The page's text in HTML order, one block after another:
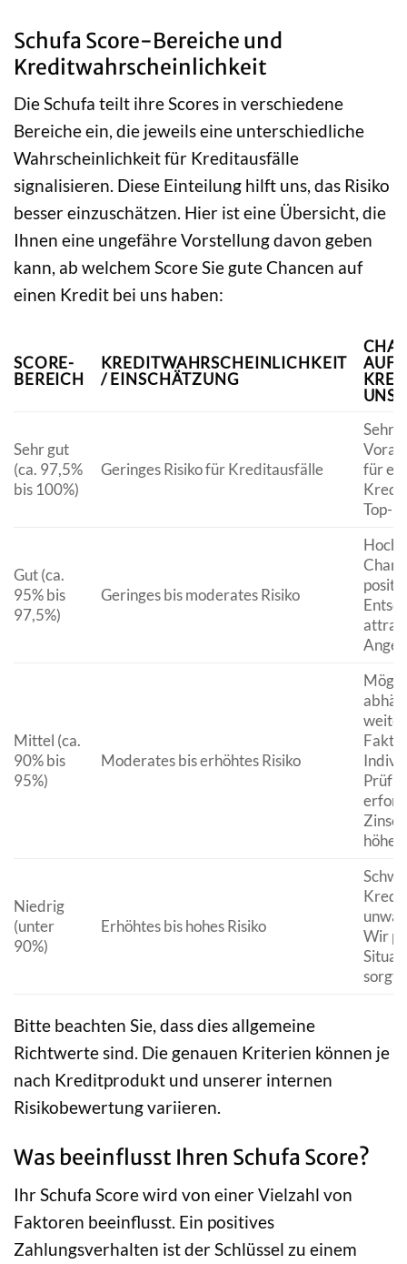
Schufa Score-Bereiche und
Kreditwahrscheinlichkeit
Die Schufa teilt ihre Scores in verschiedene
Bereiche ein, die jeweils eine unterschiedliche
Wahrscheinlichkeit für Kreditausfälle
signalisieren. Diese Einteilung hilft uns, das Risiko
besser einzuschätzen. Hier ist eine Übersicht, die
Ihnen eine ungefähre Vorstellung davon geben
kann, ab welchem Score Sie gute Chancen auf
einen Kredit bei uns haben:
SCORE-
BEREICH
KREDITWAHRSCHEINLICHKEIT
/ EINSCHÄTZUNG
AUF
UNS
Sehr gut
(ca. 97,5%
bis 100%)
Geringes Risiko für Kreditausfälle
Sehr
für
Top-
Gut (ca.
95% bis
97,5%)
Geringes bis moderates Risiko
Hoch
Mittel (ca.
90% bis
95%)
Moderates bis erhöhtes Risiko
höher
Niedrig
(unter
90%)
Erhöhtes bis hohes Risiko
Wir
Bitte beachten Sie, dass dies allgemeine
Richtwerte sind. Die genauen Kriterien können je
nach Kreditprodukt und unserer internen
Risikobewertung variieren.
Was beeinflusst Ihren Schufa Score?
Ihr Schufa Score wird von einer Vielzahl von
Faktoren beeinflusst. Ein positives
Zahlungsverhalten ist der Schlüssel zu einem